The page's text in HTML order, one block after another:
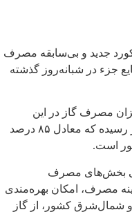
جدید و بی‌سابقه مصرف
جزء در شبانه‌روز گذشته
مصرف گاز در این
بخش‌ها به ۷۳۷ میلیون مترمکعب در روز رسیده که معادل ۸۵ درصد
است.
بخش‌های مصرف
مصرف، امکان بهره‌مندی
شمال‌شرق کشور، از گاز